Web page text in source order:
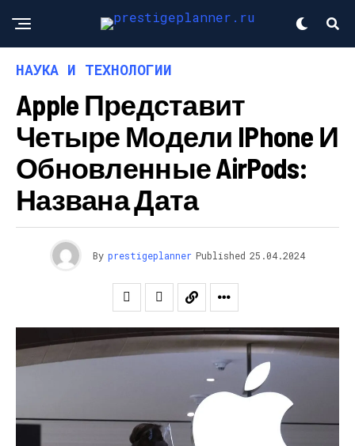
НАУКА И ТЕХНОЛОГИИ
Apple Представит
Четыре Модели IPhone И
Обновленные AirPods:
Названа Дата
By prestigeplanner Published 25.04.2024